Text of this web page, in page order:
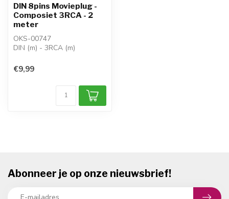
DIN 8pins Movieplug -
Composiet 3RCA - 2
meter
OKS-00747
DIN (m) - 3RCA (m)
€9,99
Abonneer je op onze nieuwsbrief!